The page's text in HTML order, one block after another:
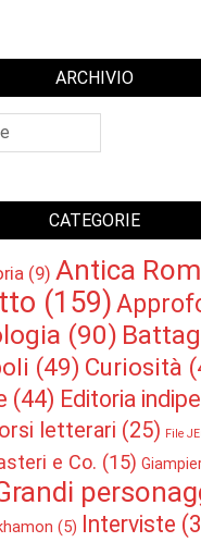
ARCHIVIO
CATEGORIE
(9) Antica
(159)
(90)
(49) Curiosità
(44) Editoria
letterari (25) File
e Co. (15)
(5) Interviste